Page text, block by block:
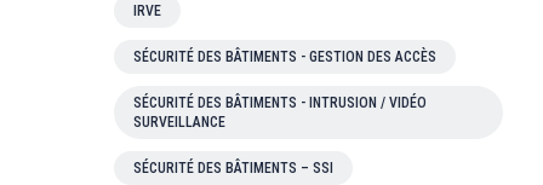
IRVE
SÉCURITÉ DES BÂTIMENTS - GESTION DES ACCÈS
SÉCURITÉ DES BÂTIMENTS - INTRUSION / VIDÉO
SURVEILLANCE
SÉCURITÉ DES BÂTIMENTS – SSI